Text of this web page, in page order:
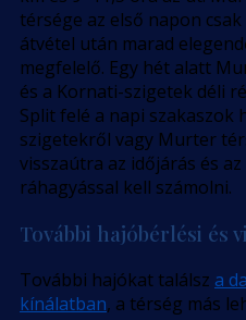
térsége az első napon
átvétel után marad
megfelelő. Egy hét alatt
és a Kornati-szigetek déli
Split felé a napi szakaszok
szigetekről vagy Murter
visszaútra az időjárás és
ráhagyással kell számolni.
További hajóbérlési és
További hajókat találsz a
kínálatban, a térség más